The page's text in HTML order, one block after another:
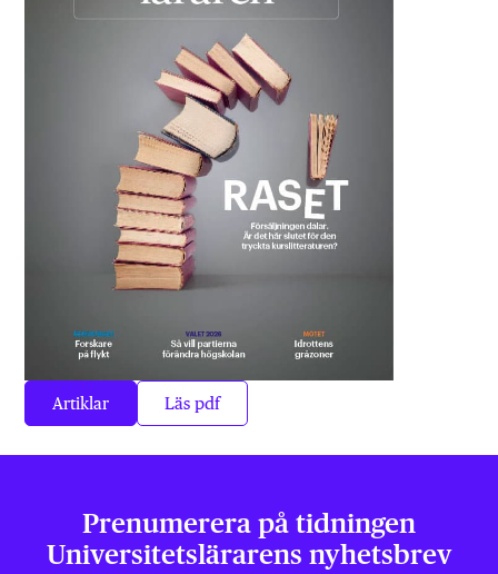
Artiklar Läs pdf
Prenumerera på tidningen
Universitets­lärarens nyhetsbrev